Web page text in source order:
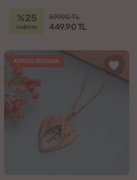
%25
indirim
599.90 TL
449.90 TL
KARGO BEDAVA